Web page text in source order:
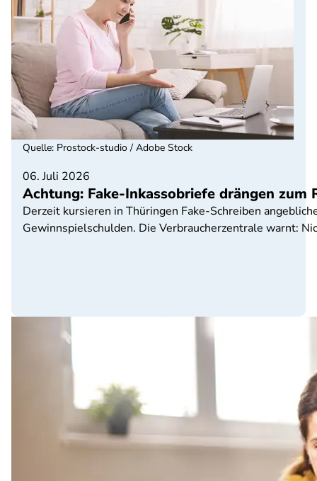
06. Juli 2026
Achtung: Fake-Inkassobriefe drängen zum
Derzeit kursieren in Thüringen Fake-Schreiben
Gewinnspielschulden. Die Verbraucherzentrale warnt:
Quelle: Prostock-studio / Adobe Stock